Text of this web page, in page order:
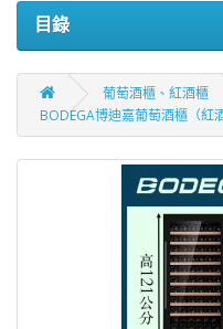
目錄
葡萄酒櫃、紅酒櫃
BODEGA博迪嘉葡萄酒櫃（紅